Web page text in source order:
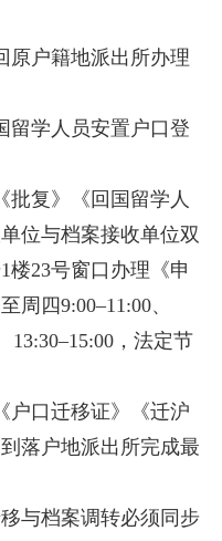
户籍地派出所办理
学人员安置户口登
复》《回国留学人
位与档案接收单位双
楼23号窗口办理《申
周四9:00–11:00、
13:30–15:00，法定节
口迁移证》《迁沪
落户地派出所完成最
与档案调转必须同步